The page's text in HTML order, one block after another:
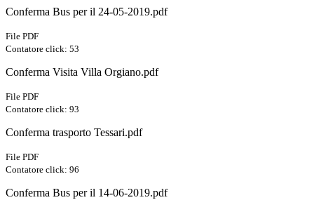
Conferma Bus per il 24-05-2019.pdf
File PDF
Contatore click: 53
Conferma Visita Villa Orgiano.pdf
File PDF
Contatore click: 93
Conferma trasporto Tessari.pdf
File PDF
Contatore click: 96
Conferma Bus per il 14-06-2019.pdf